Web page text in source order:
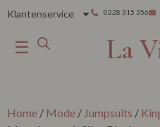
Klantenservice 0228 315 356
☰ La
Home / Mode / Jumpsuits /